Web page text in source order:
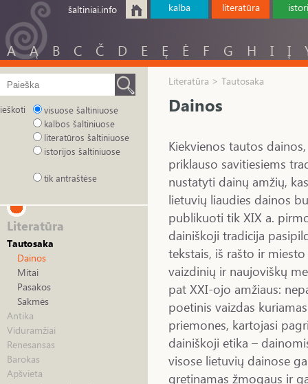
šaltiniai.info kalba literatūra
A Ą B C Č D E Ę Ė F G H I Į
ieškoti
visuose šaltiniuose
kalbos šaltiniuose
literatūros šaltiniuose
istorijos šaltiniuose
tik antraštėse
Literatūra
Tautosaka
Dainos
Mitai
Pasakos
Sakmės
Antika
Viduramžiai
Renesansas
Barokas
Apšvieta
Literatūra > Tautosaka
Dainos
Kiekvienos tautos
priklauso savitiesiems
nustatyti dainų amžių,
lietuvių liaudies dainos
publikuoti tik XIX a.
dainiškoji tradicija
tekstais, iš rašto ir
vaizdinių ir naujoviškų
pat XXI-ojo amžiaus:
poetinis vaizdas
priemones, kartojasi
dainiškoji etika –
visose lietuvių dainose
gretinamas žmogaus ir